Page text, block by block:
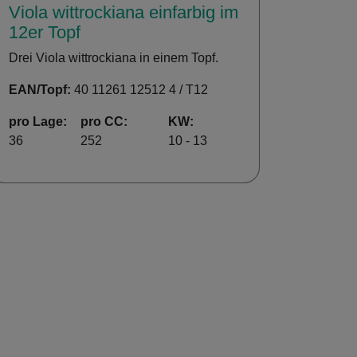
Viola wittrockiana einfarbig im
12er Topf
Drei Viola wittrockiana in einem Topf.
EAN/Topf: 40 11261 12512 4 / T12
pro Lage:
36
pro CC:
252
KW:
10 - 13